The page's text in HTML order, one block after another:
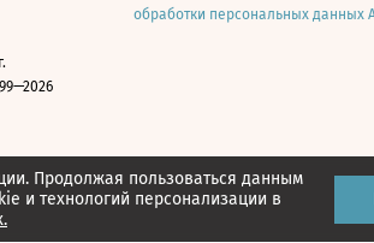
Продолжая пользоваться данным
и технологий персонализации в
обработки персональных данных